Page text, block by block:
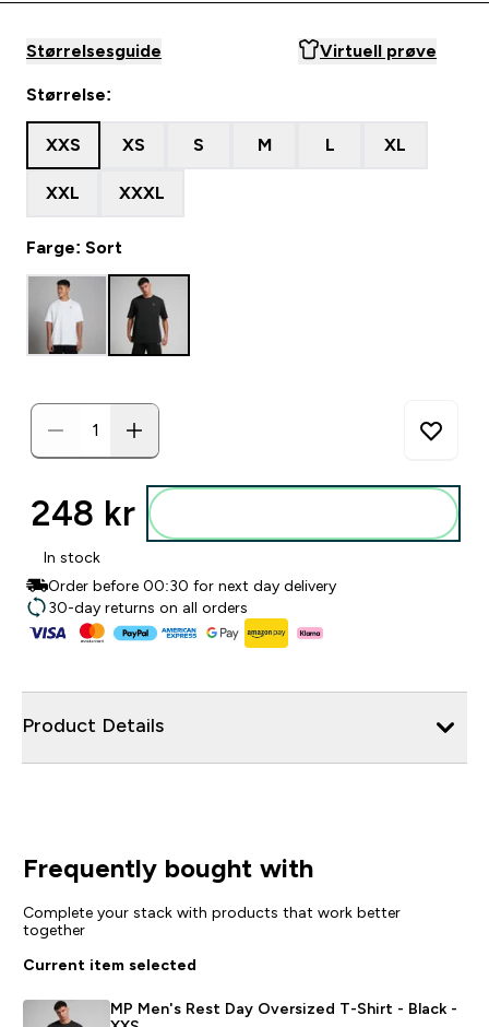
Størrelsesguide Virtuell prøve
Størrelse:
XXS XS S M L XL
XXL XXXL
Farge: Sort
248 kr‎
In stock
Order before 00:30 for next day delivery
30-day returns on all orders
Product Details
Frequently bought with
Complete your stack with products that work better
together
Current item selected
MP Men's Rest Day Oversized T-Shirt - Black -